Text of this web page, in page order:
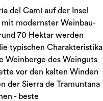
del Camí auf der Insel
modernster Weinbau-
70 Hektar werden
typischen Charakteristika
Weinberge des Weinguts
vor den kalten Winden
der Sierra de Tramuntana
- beste